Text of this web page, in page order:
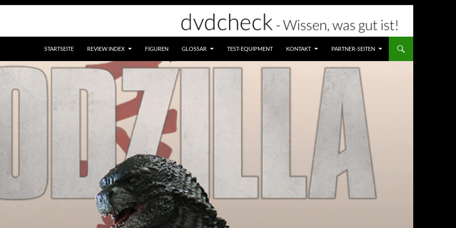
STARTSEITE REVIEW INDEX FIGUREN GLOSSAR TEST-EQUIPMENT KONTAKT PARTNER-SEITEN